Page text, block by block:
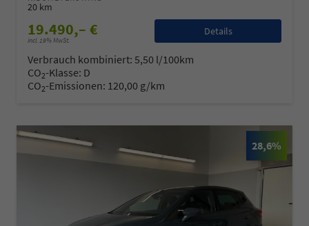
20 km
19.490,– €
incl. 19% MwSt.
Details
Verbrauch kombiniert: 5,50 l/100km
CO2-Klasse: D
CO2-Emissionen: 120,00 g/km
28,6%